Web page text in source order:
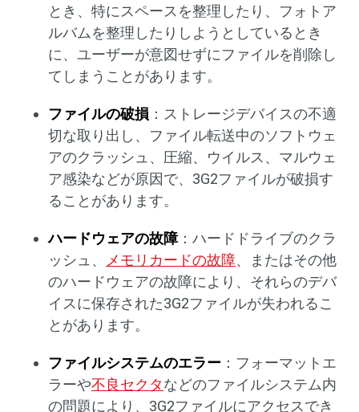
とき、特にスペースを整理したり、フォトア
ルバムを整理したりしようとしているとき
に、ユーザーが意図せずにファイルを削除し
てしまうことがあります。
ファイルの破損 ：ストレージデバイスの不適
切な取り出し、ファイル転送中のソフトウェ
アのクラッシュ、圧縮、ウイルス、マルウェ
ア感染などが原因で、3G2ファイルが破損す
ることがあります。
ハードウェアの故障：ハードドライブのクラ
ッシュ、
メモリカードの故障、またはその他
のハードウェアの故障により、それらのデバ
イスに保存された3G2ファイルが失われるこ
とがあります。
ファイルシステムのエラー ：フォーマットエ
ラーや不良セクタなどのファイルシステム内
の問題により、3G2ファイルにアクセスでき